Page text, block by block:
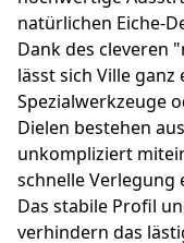
natürlichen Eiche-
Dank des cleveren
lässt sich Ville
Spezialwerkzeuge
Dielen bestehen
unkompliziert
schnelle Verlegung
Das stabile Profil
verhindern das